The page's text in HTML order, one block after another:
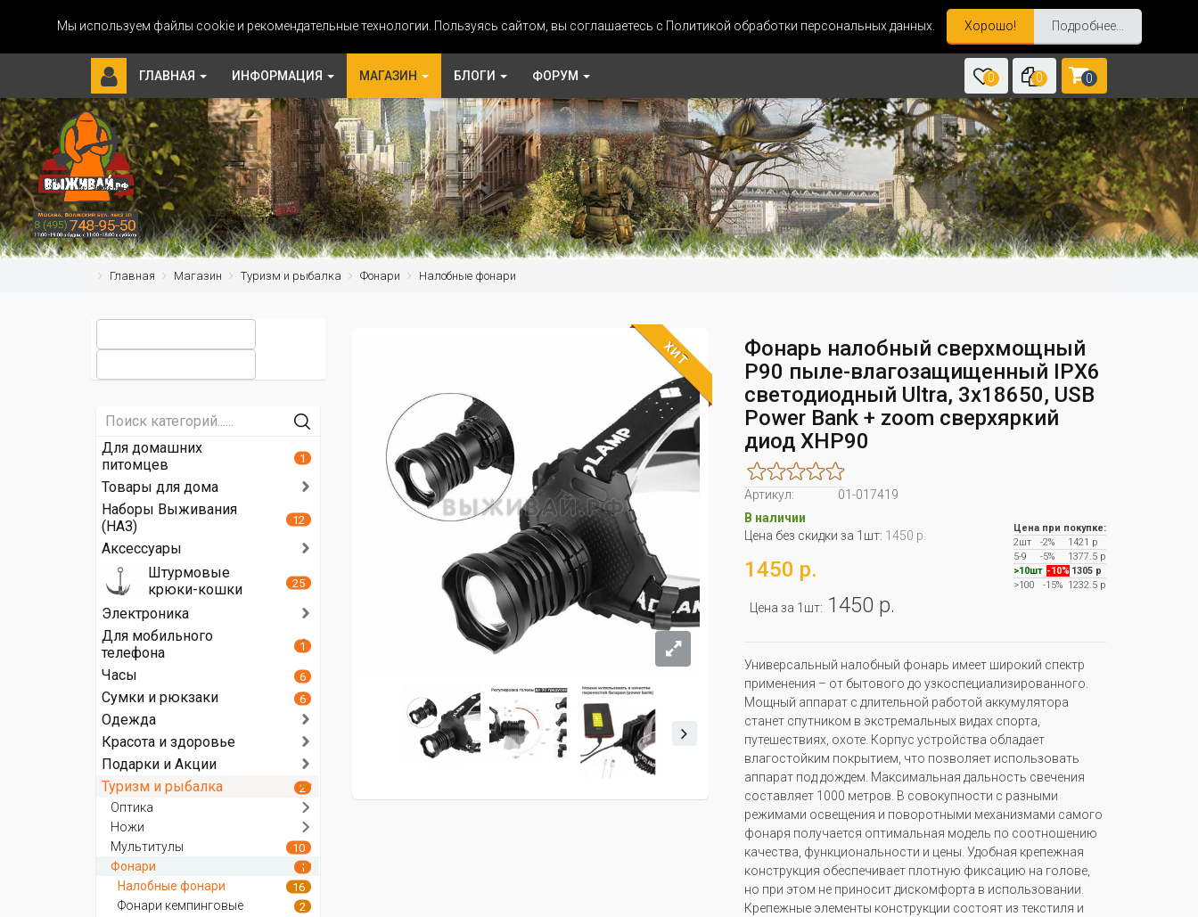
Мы используем файлы cookie и рекомендательные технологии. Пользуясь сайтом, вы соглашаетесь с Политикой обработки персональных данных. Хорошо! Подробнее...
ГЛАВНАЯ ИНФОРМАЦИЯ МАГАЗИН БЛОГИ ФОРУМ 0 0 0
Главная Магазин Туризм и рыбалка Фонари Налобные фонари
ХИТ
Фонарь налобный сверхмощный
P90 пыле-влагозащищенный IPX6
светодиодный Ultra, 3x18650, USB
Power Bank + zoom сверхяркий
диод XHP90
Артикул:
01-017419
В наличии
Цена без скидки за 1шт: 1450 р.
1450 р.
Цена за 1шт: 1450 р.
Цена при покупке:
2шт
-2%
1421 р
5-9
-5%
1377.5 р
>10шт -10% 1305 р
>100
-15%1232.5 р
Универсальный налобный фонарь имеет широкий спектр
применения – от бытового до узкоспециализированного.
Мощный аппарат с длительной работой аккумулятора
станет спутником в экстремальных видах спорта,
путешествиях, охоте. Корпус устройства обладает
влагостойким покрытием, что позволяет использовать
аппарат под дождем. Максимальная дальность свечения
составляет 1000 метров. В совокупности с разными
режимами освещения и поворотными механизмами самого
фонаря получается оптимальная модель по соотношению
качества, функциональности и цены. Удобная крепежная
конструкция обеспечивает плотную фиксацию на голове,
но при этом не приносит дискомфорта в использовании.
Крепежные элементы конструкции состоят из текстиля и
Для домашних
питомцев
1
Товары для дома
Наборы Выживания
(НАЗ)
12
Аксессуары
Штурмовые
крюки-кошки
25
Электроника
Для мобильного
телефона
1
Часы 6
Сумки и рюкзаки 6
Одежда
Красота и здоровье
Подарки и Акции
Туризм и рыбалка
2
Оптика
Ножи
Мультитулы
10
Фонари 1
Налобные фонари 16
Фонари кемпинговые 2